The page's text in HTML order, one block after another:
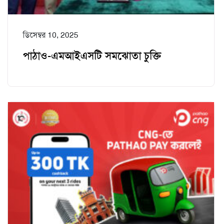
ডিসেম্বর 10, 2025
পাঠাও-এমআইএসটি সমঝোতা চুক্তি